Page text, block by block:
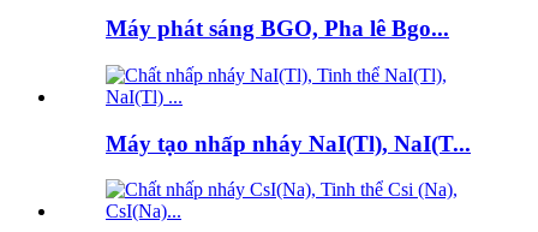
Máy phát sáng BGO, Pha lê Bgo...
Máy tạo nhấp nháy NaI(Tl), NaI(T...